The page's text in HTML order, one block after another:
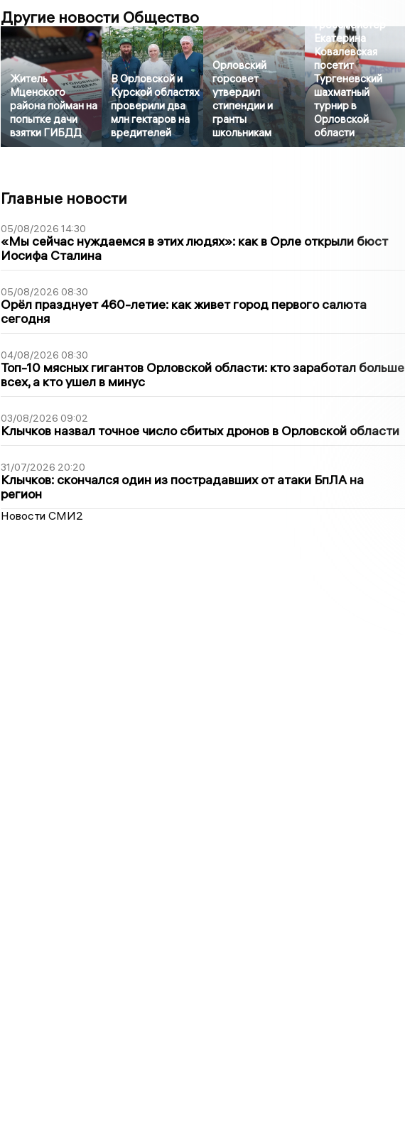
Другие новости Общество
Житель
Мценского
района пойман на
попытке дачи
взятки ГИБДД
В Орловской и
Курской областях
проверили два
млн гектаров на
вредителей
Орловский
горсовет
утвердил
стипендии и
гранты
школьникам
Гроссмейстер
Екатерина
Ковалевская
посетит
Тургеневский
шахматный
турнир в
Орловской
области
Главные новости
05/08/2026 14:30
«Мы сейчас нуждаемся в этих людях»: как в Орле открыли бюст
Иосифа Сталина
05/08/2026 08:30
Орёл празднует 460-летие: как живет город первого салюта
сегодня
04/08/2026 08:30
Топ-10 мясных гигантов Орловской области: кто заработал больше
всех, а кто ушел в минус
03/08/2026 09:02
Клычков назвал точное число сбитых дронов в Орловской области
31/07/2026 20:20
Клычков: скончался один из пострадавших от атаки БпЛА на
регион
Новости СМИ2